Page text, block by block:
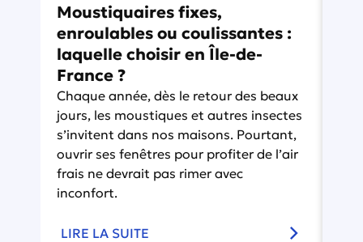
Moustiquaires fixes,
enroulables ou coulissantes :
laquelle choisir en Île-de-
France ?
Chaque année, dès le retour des beaux
jours, les moustiques et autres insectes
s’invitent dans nos maisons. Pourtant,
ouvrir ses fenêtres pour profiter de l’air
frais ne devrait pas rimer avec
inconfort.
LIRE LA SUITE